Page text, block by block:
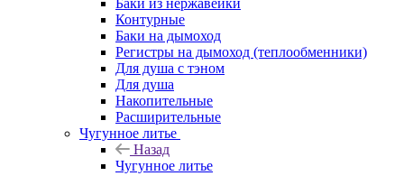
Баки из нержавейки
Контурные
Баки на дымоход
Регистры на дымоход (теплообменники)
Для душа с тэном
Для душа
Накопительные
Расширительные
Чугунное литье
Назад
Чугунное литье